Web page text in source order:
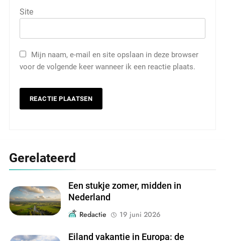
Site
Mijn naam, e-mail en site opslaan in deze browser
voor de volgende keer wanneer ik een reactie plaats.
Gerelateerd
Een stukje zomer, midden in
Nederland
Redactie
19 juni 2026
Eiland vakantie in Europa: de